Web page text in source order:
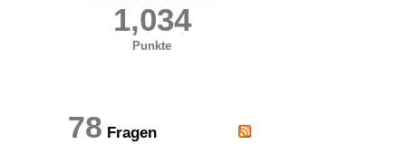
1,034
Punkte
78 Fragen